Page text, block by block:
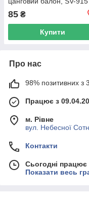
85 ₴
Купити
Про нас
98% позитивних з
Працює з
м. Рівне
вул. Небесної
Контакти
Сьогодні працює
Показати весь